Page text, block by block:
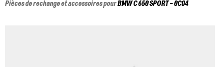
Pièces de rechange et accessoires pourBMWC 650 SPORT - 0C04